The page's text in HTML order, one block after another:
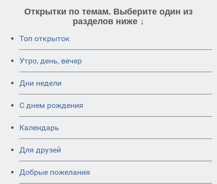
Открытки по темам. Выберите один из
разделов ниже ↓
Топ открыток
Утро, день, вечер
Дни недели
C днем рождения
Календарь
Для друзей
Добрые пожелания